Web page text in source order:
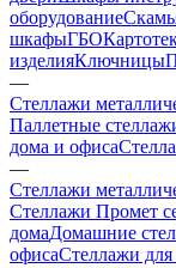
оборудование
шкафыГБО
изделияКлючницы
—
Стеллажи
Паллетные
дома и офиса
—
Стеллажи
Стеллажи Промет
домаДомашние
офисаСтеллажи для